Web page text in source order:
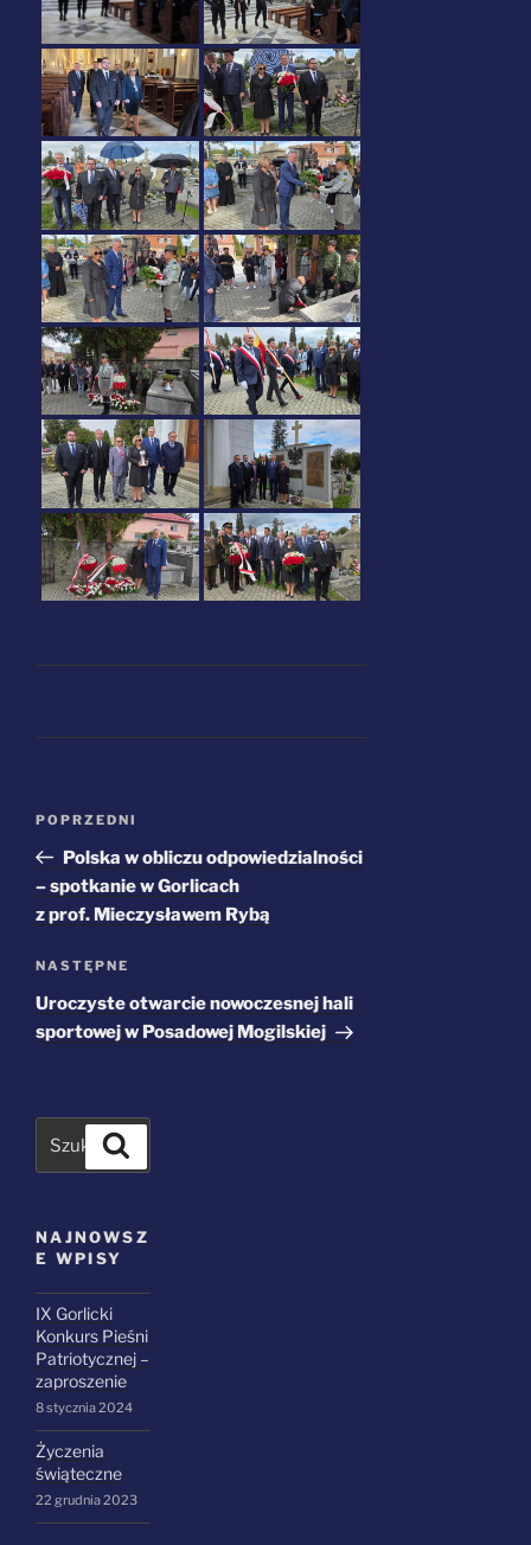
Nawigacja
Poprzedni
wpis
POPRZEDNI
Polska w obliczu odpowiedzialności
– spotkanie w Gorlicach
z prof. Mieczysławem Rybą
Następny
wpis
NASTĘPNE
Uroczyste otwarcie nowoczesnej hali
sportowej w Posadowej Mogilskiej
NAJNOWSZ
E WPISY
IX Gorlicki
Konkurs Pieśni
Patriotycznej –
zaproszenie
8 stycznia 2024
Życzenia
świąteczne
22 grudnia 2023